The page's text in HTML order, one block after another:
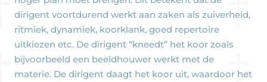
dirigent voortdurend werkt aan zaken als zuiverheid,
ritmiek, dynamiek, koorklank, goed repertoire
uitkiezen etc. De dirigent “kneedt” het koor zoals
bijvoorbeeld een beeldhouwer werkt met de
materie. De dirigent daagt het koor uit, waardoor het